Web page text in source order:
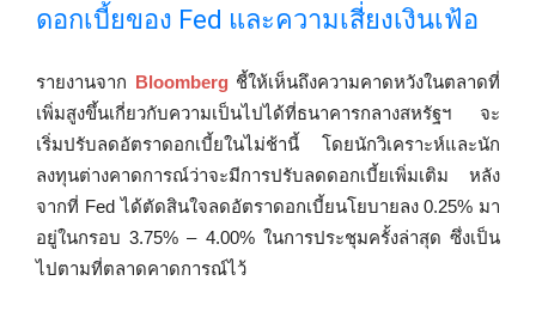
ดอกเบี้ยของ Fed และความเสี่ยงเงินเฟ้อ
รายงานจาก Bloombergชี้ให้เห็นถึงความคาดหวังในตลาดที่
เพิ่มสูงขึ้นเกี่ยวกับความเป็นไปได้ที่ธนาคารกลางสหรัฐฯ จะ
เริ่มปรับลดอัตราดอกเบี้ยในไม่ช้านี้ โดยนักวิเคราะห์และนัก
ลงทุนต่างคาดการณ์ว่าจะมีการปรับลดดอกเบี้ยเพิ่มเติม หลัง
จากที่ Fed ได้ตัดสินใจลดอัตราดอกเบี้ยนโยบายลง 0.25% มา
อยู่ในกรอบ 3.75% – 4.00% ในการประชุมครั้งล่าสุด ซึ่งเป็น
ไปตามที่ตลาดคาดการณ์ไว้